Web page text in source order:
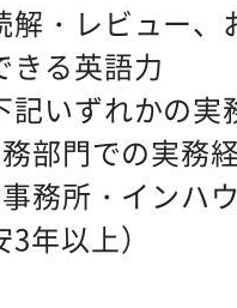
解・レビュー
きる英語力
記いずれかの実
部門での実務
務所・インハ
年以上）